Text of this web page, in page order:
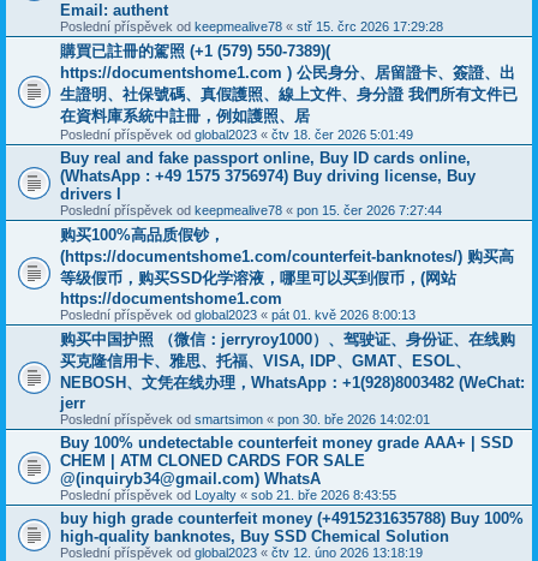
Email: authent
Poslední příspěvek od keepmealive78 « stř 15. črc 2026 17:29:28
購買已註冊的駕照 (+1 (579) 550-7389)(
https://documentshome1.com ) 公民身分、居留證卡、簽證、出
生證明、社保號碼、真假護照、線上文件、身分證 我們所有文件已
在資料庫系統中註冊，例如護照、居
Poslední příspěvek od global2023 « čtv 18. čer 2026 5:01:49
Buy real and fake passport online, Buy ID cards online,
(WhatsApp : +49 1575 3756974) Buy driving license, Buy
drivers l
Poslední příspěvek od keepmealive78 « pon 15. čer 2026 7:27:44
购买100%高品质假钞，
(https://documentshome1.com/counterfeit-banknotes/) 购买高
等级假币，购买SSD化学溶液，哪里可以买到假币，(网站
https://documentshome1.com
Poslední příspěvek od global2023 « pát 01. kvě 2026 8:00:13
购买中国护照 （微信：jerryroy1000）、驾驶证、身份证、在线购
买克隆信用卡、雅思、托福、VISA, IDP、GMAT、ESOL、
NEBOSH、文凭在线办理，WhatsApp：+1(928)8003482 (WeChat:
jerr
Poslední příspěvek od smartsimon « pon 30. bře 2026 14:02:01
Buy 100% undetectable counterfeit money grade AAA+ | SSD
CHEM | ATM CLONED CARDS FOR SALE
@(inquiryb34@gmail.com) WhatsA
Poslední příspěvek od Loyalty « sob 21. bře 2026 8:43:55
buy high grade counterfeit money ‪(+4915231635788‬) Buy 100%
high-quality banknotes, Buy SSD Chemical Solution
Poslední příspěvek od global2023 « čtv 12. úno 2026 13:18:19